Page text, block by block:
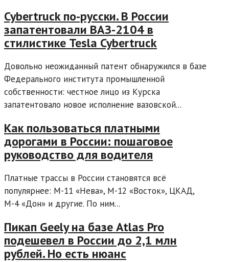
Cybertruck по-русски. В России
запатентовали ВАЗ-2104 в
стилистике Tesla Cybertruck
Довольно неожиданный патент обнаружился в базе
Федерального института промышленной
собственности: честное лицо из Курска
запатентовало новое исполнение вазовской...
Как пользоваться платными
дорогами в России: пошаговое
руководство для водителя
Платные трассы в России становятся всё
популярнее: М-11 «Нева», М-12 «Восток», ЦКАД,
М-4 «Дон» и другие. По ним...
Пикап Geely на базе Atlas Pro
подешевел в России до 2,1 млн
рублей. Но есть нюанс